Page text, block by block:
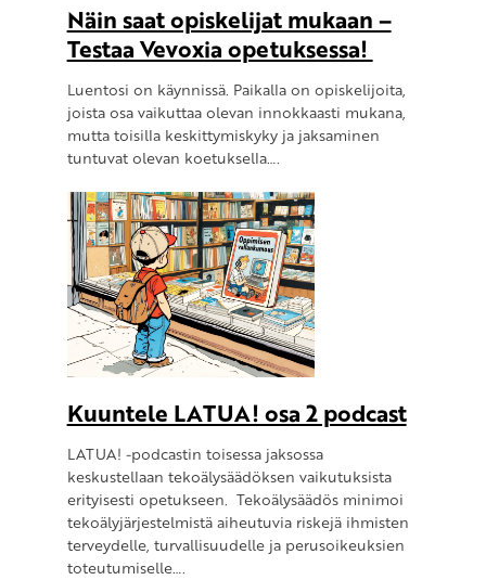
Näin saat opiskelijat mukaan –
Testaa Vevoxia opetuksessa!
Luentosi on käynnissä. Paikalla on opiskelijoita,
joista osa vaikuttaa olevan innokkaasti mukana,
mutta toisilla keskittymiskyky ja jaksaminen
tuntuvat olevan koetuksella….
Kuuntele LATUA! osa 2 podcast
LATUA! -podcastin toisessa jaksossa
keskustellaan tekoälysäädöksen vaikutuksista
erityisesti opetukseen. Tekoälysäädös minimoi
tekoälyjärjestelmistä aiheutuvia riskejä ihmisten
terveydelle, turvallisuudelle ja perusoikeuksien
toteutumiselle….